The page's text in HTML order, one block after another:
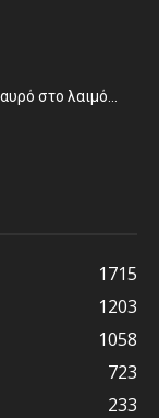
στο λαιμό…
1715
1203
1058
723
233